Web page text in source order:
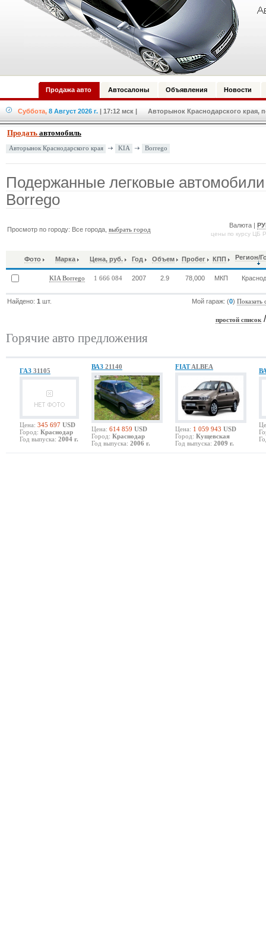
Продажа авто Автосалоны Объявления Новости
Суббота, 8 Август 2026 г. | 17:12 мск | Авторынок Краснодарского края,
Продать автомобиль
Авторынок Краснодарского края KIA Borrego
Подержанные легковые
Borrego
Просмотр по городу: Все города,выбрать город
Валюта |
цены по курсу ЦБ
Фото Марка Цена, руб. Год Объем Пробег КПП Регион/
KIA Borrego 1 666 084 2007 2.9 78,000 МКП
Найдено:1 шт. Мой гараж: (0)Показать
простой список
Горячие авто предложения
ГАЗ 31105
Цена: 345 697 USD
Город: Краснодар
Год выпуска: 2004 г.
ВАЗ 21140
Цена: 614 859 USD
Город: Краснодар
Год выпуска: 2006 г.
FIATALBEA
Цена: 1 059 943 USD
Город: Кущевская
Год выпуска: 2009 г.